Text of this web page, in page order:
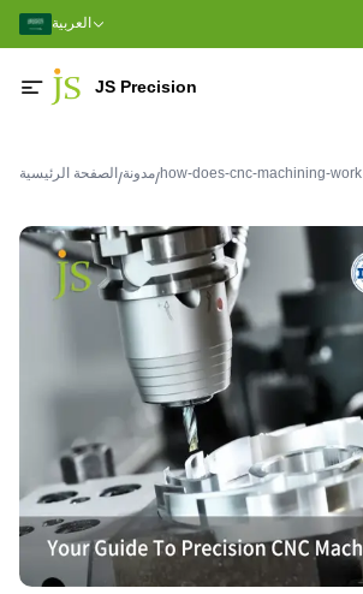
العربية
JS Precision
الصفحة الرئيسية /مدونة/how-does-cnc-machining-work